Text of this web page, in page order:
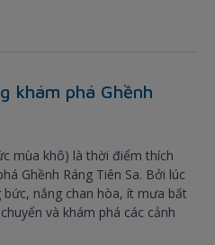
khám phá Ghềnh
mùa khô) là thời điểm thích
Ghềnh Ráng Tiên Sa. Bởi lúc
nắng chan hòa, ít mưa bất
và khám phá các cảnh